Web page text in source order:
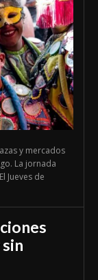
y mercados
La jornada
Jueves de